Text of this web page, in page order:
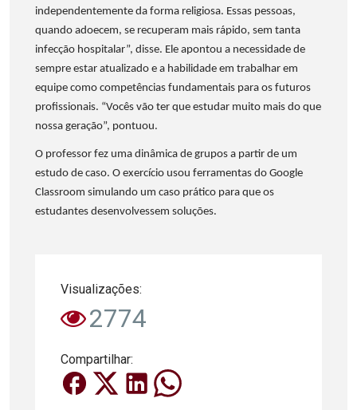
independentemente da forma religiosa. Essas pessoas,
quando adoecem, se recuperam mais rápido, sem tanta
infecção hospitalar”, disse. Ele apontou a necessidade de
sempre estar atualizado e a habilidade em trabalhar em
equipe como competências fundamentais para os futuros
profissionais. “Vocês vão ter que estudar muito mais do que
nossa geração”, pontuou.
O professor fez uma dinâmica de grupos a partir de um
estudo de caso. O exercício usou ferramentas do Google
Classroom simulando um caso prático para que os
estudantes desenvolvessem soluções.
Visualizações:
2774
Compartilhar: